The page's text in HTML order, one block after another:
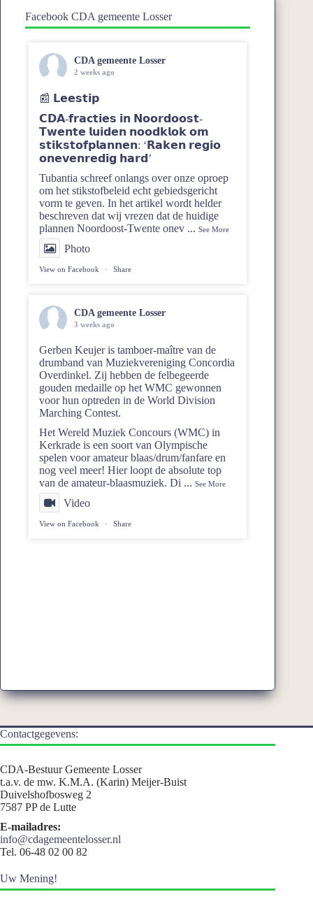
Facebook CDA gemeente Losser
CDA gemeente Losser
2 weeks ago
📰 𝗟𝗲𝗲𝘀𝘁𝗶𝗽
𝗖𝗗𝗔-𝗳𝗿𝗮𝗰𝘁𝗶𝗲𝘀 𝗶𝗻 𝗡𝗼𝗼𝗿𝗱𝗼𝗼𝘀𝘁-
𝗧𝘄𝗲𝗻𝘁𝗲 𝗹𝘂𝗶𝗱𝗲𝗻 𝗻𝗼𝗼𝗱𝗸𝗹𝗼𝗸 𝗼𝗺
𝘀𝘁𝗶𝗸𝘀𝘁𝗼𝗳𝗽𝗹𝗮𝗻𝗻𝗲𝗻: ‘𝗥𝗮𝗸𝗲𝗻 𝗿𝗲𝗴𝗶𝗼
𝗼𝗻𝗲𝘃𝗲𝗻𝗿𝗲𝗱𝗶𝗴 𝗵𝗮𝗿𝗱’
Tubantia schreef onlangs over onze oproep
om het stikstofbeleid echt gebiedsgericht
vorm te geven. In het artikel wordt helder
beschreven dat wij vrezen dat de huidige
plannen Noordoost‑Twente onev ... See More
Photo
View on Facebook · Share
CDA gemeente Losser
3 weeks ago
Gerben Keujer is tamboer-maître van de
drumband van Muziekvereniging Concordia
Overdinkel. Zij hebben de felbegeerde
gouden medaille op het WMC gewonnen
voor hun optreden in de World Division
Marching Contest.
Het Wereld Muziek Concours (WMC) in
Kerkrade is een soort van Olympische
spelen voor amateur blaas/drum/fanfare en
nog veel meer! Hier loopt de absolute top
van de amateur-blaasmuziek. Di ... See More
Video
View on Facebook · Share
Contactgegevens:
CDA-Bestuur Gemeente Losser
t.a.v. de mw. K.M.A. (Karin) Meijer-Buist
Duivelshofbosweg 2
7587 PP de Lutte
E-mailadres:
info@cdagemeentelosser.nl
Tel. 06-48 02 00 82
Uw Mening!